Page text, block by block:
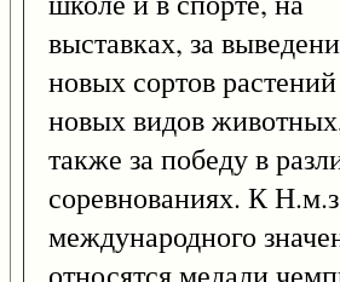
выставках, за
новых сортов
новых видов
также за победу в
соревнованиях. К
международного